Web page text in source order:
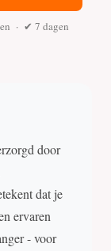
· ✔ 7 dagen
door
dat je
ervaren
- voor